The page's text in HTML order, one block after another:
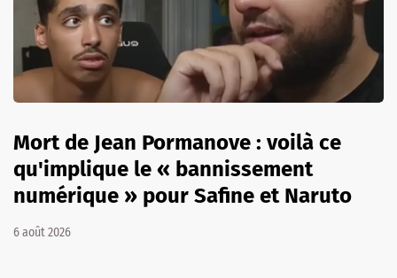
Mort de Jean Pormanove : voilà ce
qu'implique le « bannissement
numérique » pour Safine et Naruto
6 août 2026